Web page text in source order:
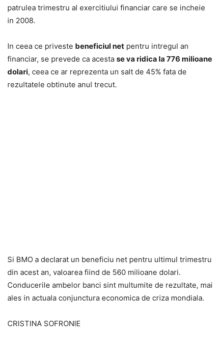
patrulea trimestru al exercitiului financiar care se incheie
in 2008.
In ceea ce priveste beneficiul net pentru intregul an
financiar, se prevede ca acesta se va ridica la 776 milioane
dolari, ceea ce ar reprezenta un salt de 45% fata de
rezultatele obtinute anul trecut.
Si BMO a declarat un beneficiu net pentru ultimul trimestru
din acest an, valoarea fiind de 560 milioane dolari.
Conducerile ambelor banci sint multumite de rezultate, mai
ales in actuala conjunctura economica de criza mondiala.
CRISTINA SOFRONIE